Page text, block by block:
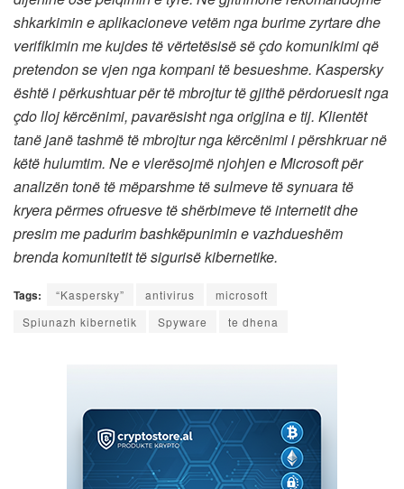
shkarkimin e aplikacioneve vetëm nga burime zyrtare dhe
verifikimin me kujdes të vërtetësisë së çdo komunikimi që
pretendon se vjen nga kompani të besueshme. Kaspersky
është i përkushtuar për të mbrojtur të gjithë përdoruesit nga
çdo lloj kërcënimi, pavarësisht nga origjina e tij. Klientët
tanë janë tashmë të mbrojtur nga kërcënimi i përshkruar në
këtë hulumtim. Ne e vlerësojmë njohjen e Microsoft për
analizën tonë të mëparshme të sulmeve të synuara të
kryera përmes ofruesve të shërbimeve të internetit dhe
presim me padurim bashkëpunimin e vazhdueshëm
brenda komunitetit të sigurisë kibernetike.
Tags: “Kaspersky” antivirus
microsoft
Spiunazh kibernetik
Spyware te dhena